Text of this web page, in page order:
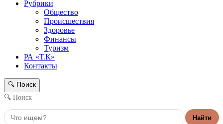
Рубрики
Общество
Происшествия
Здоровье
Финансы
Туризм
РА «Т.К»
Контакты
🔍 Поиск
🔍 Поиск
Найти